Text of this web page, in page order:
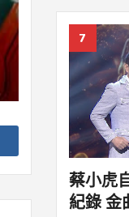
蔡小虎
紀錄 金